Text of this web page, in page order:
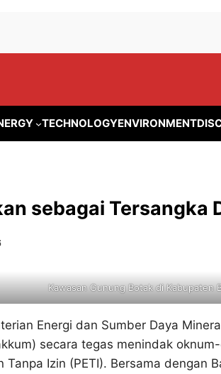
TECHNOLOGYENVIRONMENT
sebagai Tersangka
Kawasan Gunung Botak di Kabupaten
Energi dan Sumber Daya
secara tegas menindak
Izin (PETI). Bersama dengan